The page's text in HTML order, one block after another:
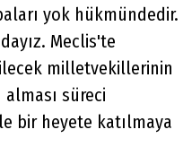
yok hükmündedir.
Meclis'te
milletvekillerinin
süreci
bir heyete katılmaya